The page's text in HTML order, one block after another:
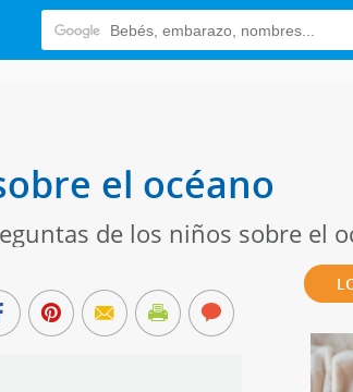
el océano
de los niños sobre el